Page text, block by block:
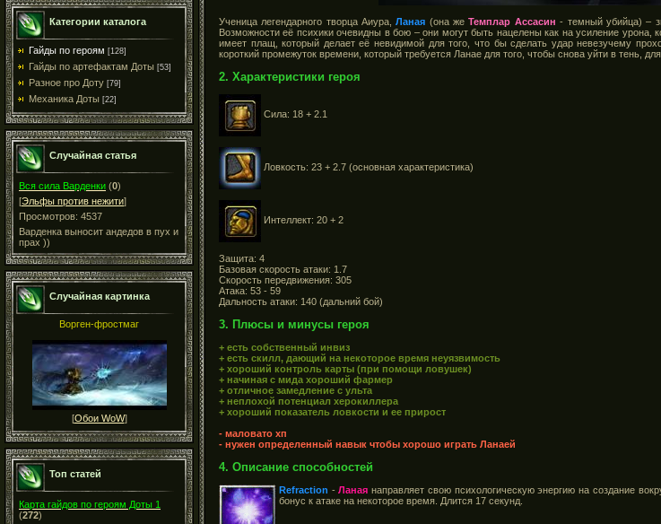
Категории каталога
Гайды по героям [128]
Гайды по артефактам Доты [53]
Разное про Доту [79]
Механика Доты [22]
Случайная статья
Вся сила Варденки (0)
[Эльфы против нежити]
Просмотров: 4537
Варденка выносит андедов в пух и
прах ))
Случайная картинка
Ворген-фростмаг
[Обои WoW]
Топ статей
Карта гайдов по героям Доты 1
(272)
Ученица легендарного творца Аиура,Ланая (она жеТемплар Ассасин - темный убийца) –
Возможности её психики очевидны в бою – они могут быть нацелены как на усиление урона,
имеет плащ, который делает её невидимой для того, что бы сделать удар невезучему
короткий промежуток времени, который требуется Ланае для того, чтобы снова уйти в тень,
2. Характеристики героя
Сила: 18 + 2.1
Ловкость: 23 + 2.7 (основная характеристика)
Интеллект: 20 + 2
Защита: 4
Базовая скорость атаки: 1.7
Скорость передвижения: 305
Атака: 53 - 59
Дальность атаки: 140 (дальний бой)
3. Плюсы и минусы героя
+ есть собственный инвиз
+ есть скилл, дающий на некоторое время неуязвимость
+ хороший контроль карты (при помощи ловушек)
+ начиная с мида хороший фармер
+ отличное замедление с ульта
+ неплохой потенциал херокиллера
+ хороший показатель ловкости и ее прирост
- маловато хп
- нужен определенный навык чтобы хорошо играть Ланаей
4. Описание способностей
Refraction -Ланая направляет свою психологическую энергию на создание
бонус к атаке на некоторое время. Длится 17 секунд.